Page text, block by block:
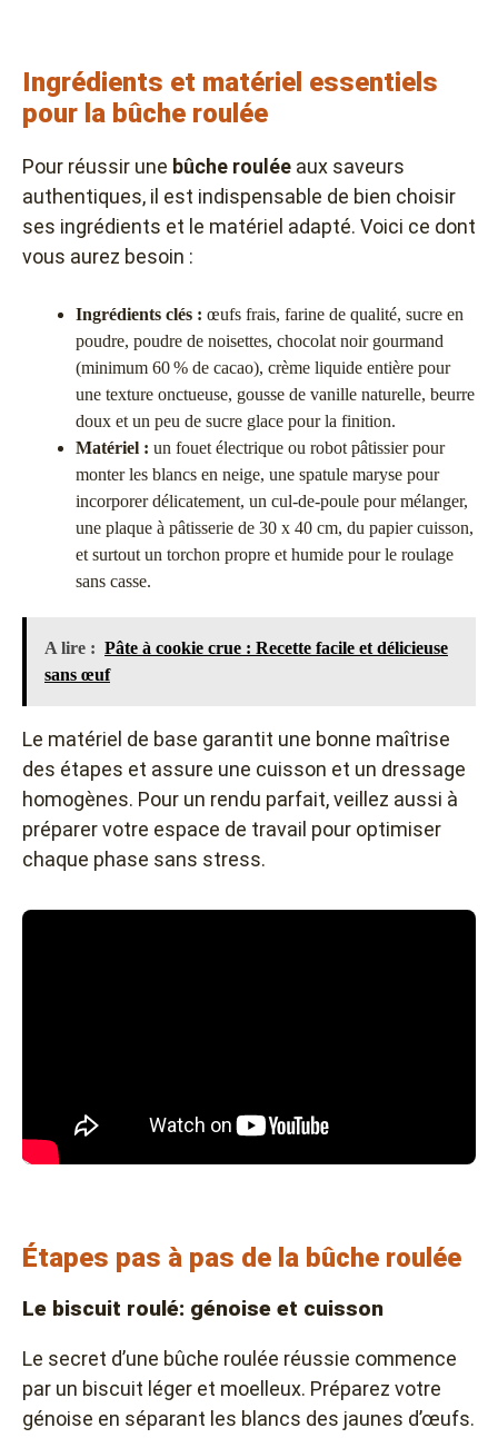
Ingrédients et matériel essentiels
pour la bûche roulée
Pour réussir une bûche roulée aux saveurs
authentiques, il est indispensable de bien choisir
ses ingrédients et le matériel adapté. Voici ce dont
vous aurez besoin :
Ingrédients clés : œufs frais, farine de qualité, sucre en
poudre, poudre de noisettes, chocolat noir gourmand
(minimum 60 % de cacao), crème liquide entière pour
une texture onctueuse, gousse de vanille naturelle, beurre
doux et un peu de sucre glace pour la finition.
Matériel : un fouet électrique ou robot pâtissier pour
monter les blancs en neige, une spatule maryse pour
incorporer délicatement, un cul-de-poule pour mélanger,
une plaque à pâtisserie de 30 x 40 cm, du papier cuisson,
et surtout un torchon propre et humide pour le roulage
sans casse.
A lire : Pâte à cookie crue : Recette facile et délicieuse
sans œuf
Le matériel de base garantit une bonne maîtrise
des étapes et assure une cuisson et un dressage
homogènes. Pour un rendu parfait, veillez aussi à
préparer votre espace de travail pour optimiser
chaque phase sans stress.
Étapes pas à pas de la bûche roulée
Le biscuit roulé: génoise et cuisson
Le secret d’une bûche roulée réussie commence
par un biscuit léger et moelleux. Préparez votre
génoise en séparant les blancs des jaunes d’œufs.